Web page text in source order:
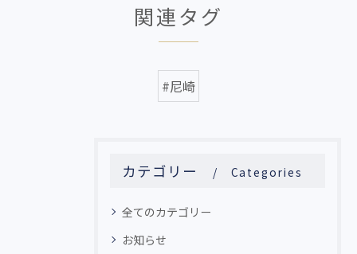
関連タグ
#尼崎
カテゴリー Categories
全てのカテゴリー
お知らせ